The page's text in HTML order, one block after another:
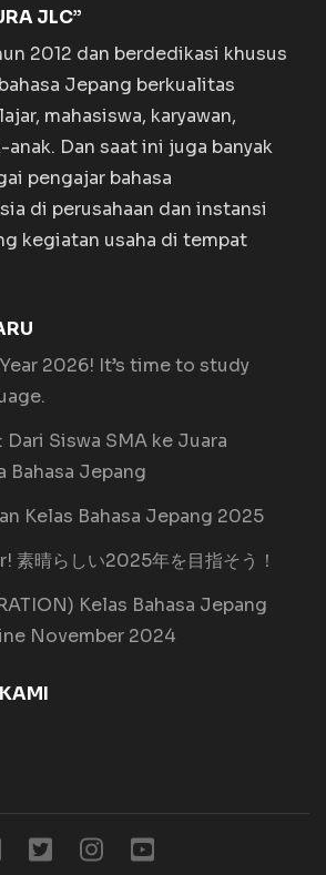
JLC”
2012 dan berdedikasi khusus
Jepang berkualitas
mahasiswa, karyawan,
anak. Dan saat ini juga banyak
pengajar bahasa
di perusahaan dan instansi
kegiatan usaha di tempat
2026! It’s time to study
Dari Siswa SMA ke Juara
Bahasa Jepang
Kelas Bahasa Jepang 2025
素晴らしい2025年を目指そう！
Kelas Bahasa Jepang
November 2024